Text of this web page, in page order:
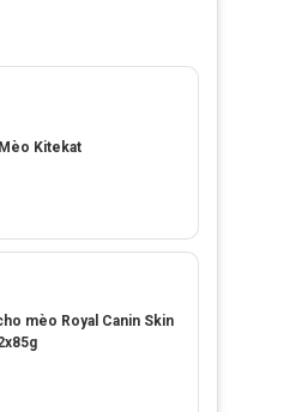
Kitekat
mèo Royal Canin Skin